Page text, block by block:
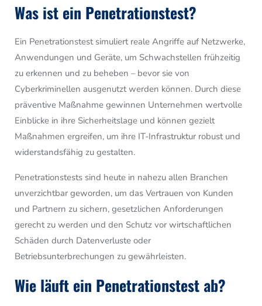
Was ist ein Penetrationstest?
Ein Penetrationstest simuliert reale Angriffe auf Netzwerke,
Anwendungen und Geräte, um Schwachstellen frühzeitig
zu erkennen und zu beheben – bevor sie von
Cyberkriminellen ausgenutzt werden können. Durch diese
präventive Maßnahme gewinnen Unternehmen wertvolle
Einblicke in ihre Sicherheitslage und können gezielt
Maßnahmen ergreifen, um ihre IT-Infrastruktur robust und
widerstandsfähig zu gestalten.
Penetrationstests sind heute in nahezu allen Branchen
unverzichtbar geworden, um das Vertrauen von Kunden
und Partnern zu sichern, gesetzlichen Anforderungen
gerecht zu werden und den Schutz vor wirtschaftlichen
Schäden durch Datenverluste oder
Betriebsunterbrechungen zu gewährleisten.
Wie läuft ein Penetrationstest ab?